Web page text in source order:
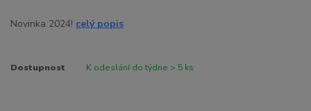
Novinka 2024! celý popis
Dostupnost K odeslání do týdne > 5 ks